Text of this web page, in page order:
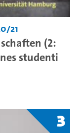
21
(2:
studenti
3